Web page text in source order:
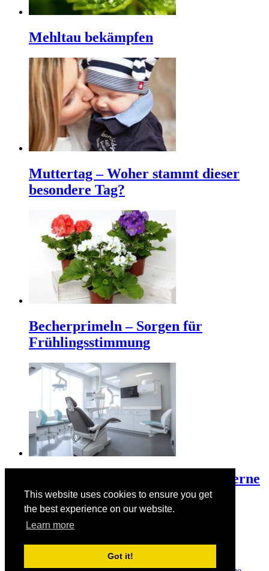
This website uses cookies to ensure you get
the best experience on our website.
Learn more
Got it!
Mehltau bekämpfen
Muttertag – Woher stammt dieser
besondere Tag?
Becherprimeln – Sorgen für
Frühlingsstimmung
3D-Druck revolutioniert die moderne
Zahntechnik
Der Valentinstag am 14. Februar